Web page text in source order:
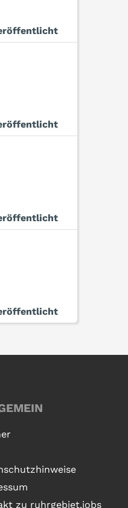
zu ruhrgebiet.jobs